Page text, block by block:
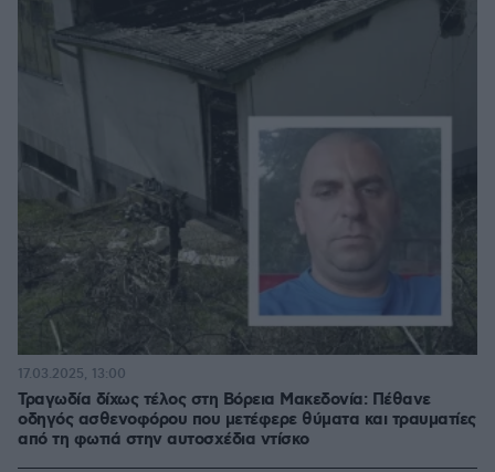
Τραγωδία δίχως τέλος στη Βόρεια Μακεδονία: Πέθανε
οδηγός ασθενοφόρου που μετέφερε θύματα και τραυματίες
από τη φωτιά στην αυτοσχέδια ντίσκο
17.03.2025, 13:00